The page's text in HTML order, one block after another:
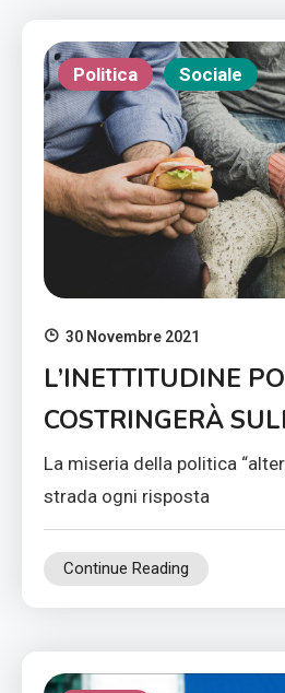
Politica Sociale
30 Novembre 2021
L’INETTITUDINE
COSTRINGERÀ
La miseria della politica
strada ogni risposta
Continue Reading